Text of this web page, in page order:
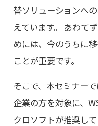
替ソリューションへ
えています。 あわて
めには、今のうちに
ことが重要です。
そこで、本セミナー
企業の方を対象に、
クロソフトが推奨し